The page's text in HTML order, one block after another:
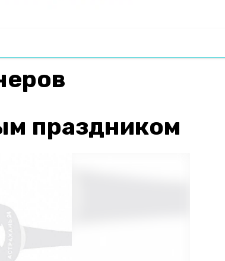
праздником